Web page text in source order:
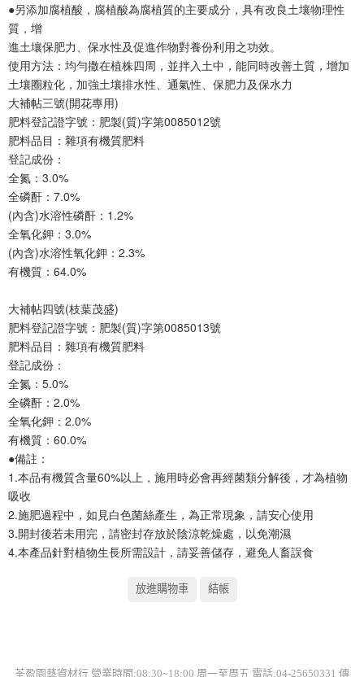
●另添加腐植酸，腐植酸為腐植質的主要成分，具有改良土壤物理性
質，增
進土壤保肥力、保水性及促進作物對養份利用之功效。
使用方法：均勻撒在植株四周，並拌入土中，能同時改善土質，增加
土壤圈粒化，加強土壤排水性、通氣性、保肥力及保水力
大補帖三號(開花專用)
肥料登記證字號：肥製(質)字第0085012號
肥料品目：雜項有機質肥料
登記成份：
全氮：3.0%
全磷酐：7.0%
(內含)水溶性磷酐：1.2%
全氧化鉀：3.0%
(內含)水溶性氧化鉀：2.3%
有機質：64.0%
大補帖四號(枝葉茂盛)
肥料登記證字號：肥製(質)字第0085013號
肥料品目：雜項有機質肥料
登記成份：
全氮：5.0%
全磷酐：2.0%
全氧化鉀：2.0%
有機質：60.0%
●備註：
1.本品有機質含量60%以上，施用時必會再經菌類分解後，才為植物
吸收
2.施肥過程中，如見白色菌絲產生，為正常現象，請安心使用
3.開封後若未用完，請密封存放於陰涼乾燥處，以免潮濕
4.本產品針對植物生長所需設計，請妥善儲存，避免人畜誤食
荃盈園藝資材行 營業時間:08:30~18:00 周一至周五 電話:04-25650331 傳